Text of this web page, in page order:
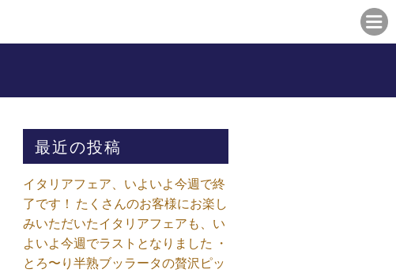
最近の投稿
イタリアフェア、いよいよ今週で終
了です！ たくさんのお客様にお楽し
みいただいたイタリアフェアも、い
よいよ今週でラストとなりました ・
とろ〜り半熟ブッラータの贅沢ピッ